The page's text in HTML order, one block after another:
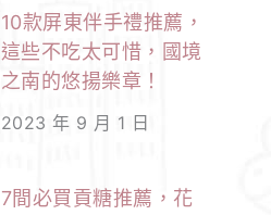
10款屏東伴手禮推薦，
這些不吃太可惜，國境
之南的悠揚樂章！
2023 年 9 月 1 日
7間必買貢糖推薦，花